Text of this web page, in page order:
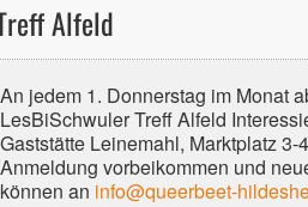
Alfeld
An jedem 1. Donnerstag im Monat
LesBiSchwuler Treff Alfeld
Gaststätte Leinemahl, Marktplatz
Anmeldung vorbeikommen und
können an info@queerbeet-